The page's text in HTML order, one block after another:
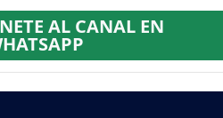
AL CANAL EN